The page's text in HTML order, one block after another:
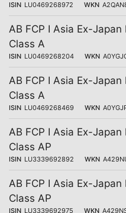
ISIN LU0469268972 WKN
AB FCP I Asia Ex-
Class A
ISIN LU0469268204 WKN
AB FCP I Asia Ex-
Class A
ISIN LU0469268469 WKN
AB FCP I Asia Ex-
Class AP
ISIN LU3339692892 WKN
AB FCP I Asia Ex-
Class AP
ISIN LU3339692975 WKN